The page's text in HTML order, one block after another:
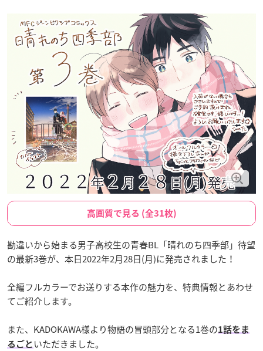
高画質で見る (全31枚)
勘違いから始まる男子高校生の青春BL「晴れのち四季部」待望
の最新3巻が、本日2022年2月28日(月)に発売されました！
全編フルカラーでお送りする本作の魅力を、特典情報とあわせ
てご紹介します。
また、KADOKAWA様より物語の冒頭部分となる1巻の1話をま
るごと いただきました。